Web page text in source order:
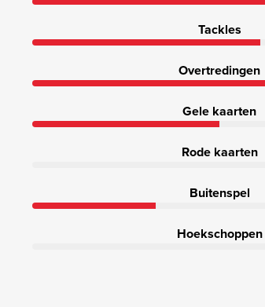
Tackles
Overtredingen
Gele kaarten
Rode kaarten
Buitenspel
Hoekschoppen